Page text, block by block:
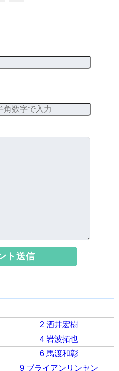
2 酒井宏樹
4 岩波拓也
6 馬渡和彰
9 ブライアンリンセン